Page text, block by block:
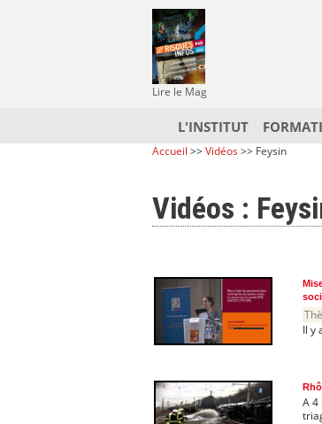
Lire le Mag
L'INSTITUT
Accueil >>Vidéos>> Feysin
Vidéos :
Il y
A 4